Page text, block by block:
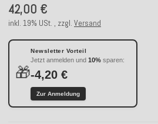
42,00 €
inkl. 19% USt. , zzgl. Versand
🎁
Newsletter Vorteil
Jetzt anmelden und 10% sparen:
-4,20 €
Zur Anmeldung